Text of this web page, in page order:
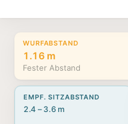
WURFABSTAND
1.16 m
Fester Abstand
EMPF. SITZABSTAND
2.4 – 3.6 m